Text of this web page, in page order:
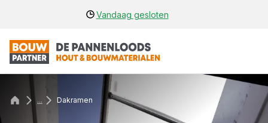
Vandaag gesloten
... Dakramen